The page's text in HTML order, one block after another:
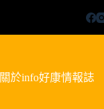
關於info好康情報誌